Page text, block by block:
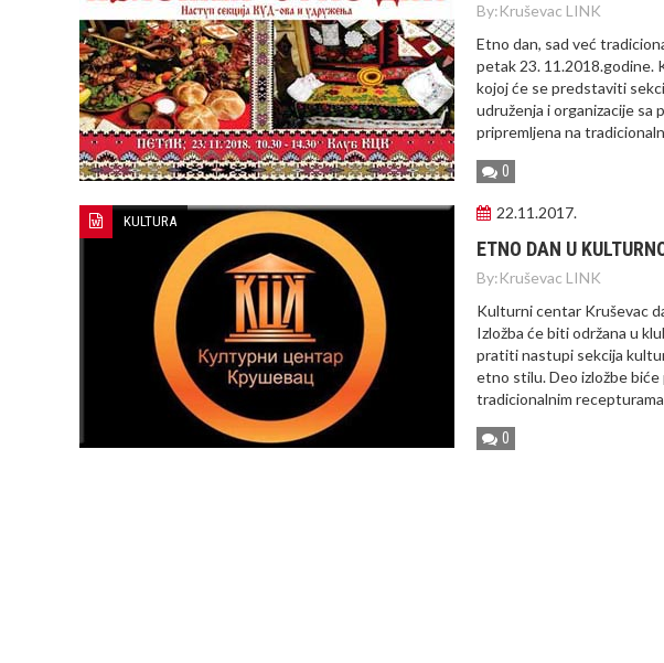
By:Kruševac LINK
Etno dan, sad već
petak 23. 11.2018.godine.
kojoj će se predstaviti
udruženja i organizacije sa
pripremljena na
0
KULTURA 22.11.2017.
ETNO DAN U
By:Kruševac LINK
Kulturni centar Kruševac
Izložba će biti održana u
pratiti nastupi sekcija
etno stilu. Deo izložbe
tradicionalnim
0